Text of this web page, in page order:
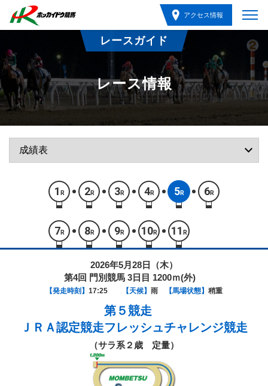
アクセス情報
レースガイド
レース情報
1 R 2R 3R 4R 5R 6R
7 R 8R 9R 10R 11 R
2026年5月28日（木）
第4回 門別競馬 3日目 1200ｍ(外)
【発走時刻】 17:25 【天候】 雨 【馬場状態】 稍重
第５競走
ＪＲＡ認定競走フレッシュチャレンジ競走
（サラ系２歳 定量）